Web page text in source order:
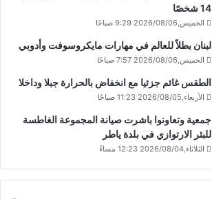
14 شخصًا
الخميس,2026/08/06 9:29 صباحًا
لبنان بطلاً للعالم في مهارات مايكروسوفت وأدوبي
الخميس,2026/08/06 7:57 صباحًا
الطقس غائم جزئيا مع انخفاض بالحرارة جبلا وداخلا
الأربعاء,2026/08/05 11:23 صباحًا
جمعية وتعاونوا باشرت صيانة المجموعة الغاطسة
للبئر الارتوازي في بلدة ياطر
الثلاثاء,2026/08/04 12:23 مساءً